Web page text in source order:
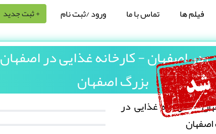
فیلم ها تماس با ما ورود /ثبت نام + ثبت جدید
در اصفهان - کارخانه غذایی در
بزرگ اصفهان
- کارخانه غذایی در